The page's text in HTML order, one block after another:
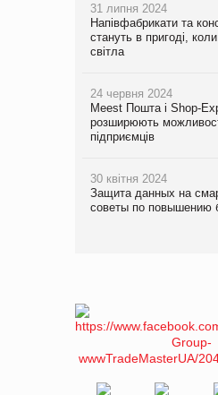
31 липня 2024
Напівфабрикати та
стануть в пригоді,
світла
24 червня 2024
Meest Пошта і Shop-
розширюють
підприємців
30 квітня 2024
Защита данных на
советы по повышению